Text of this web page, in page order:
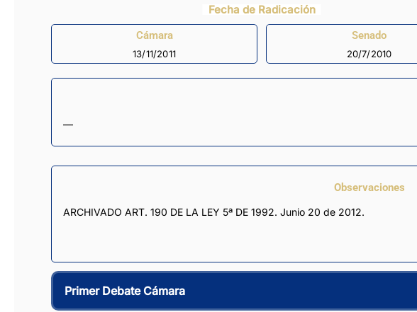
Fecha de Radicación
Cámara
13/11/2011
Senado
20/7/2010
—
Observaciones
ARCHIVADO ART. 190 DE LA LEY 5ª DE 1992. Junio 20 de 2012.
Primer Debate Cámara